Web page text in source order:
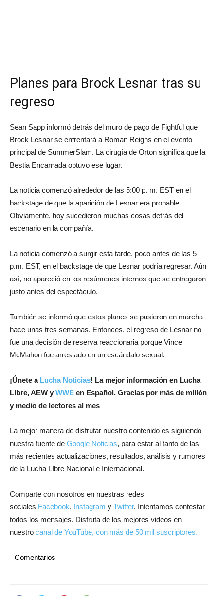
Planes para Brock Lesnar tras su
regreso
Sean Sapp informó detrás del muro de pago de Fightful que
Brock Lesnar se enfrentará a Roman Reigns en el evento
principal de SummerSlam. La cirugía de Orton significa que la
Bestia Encarnada obtuvo ese lugar.
La noticia comenzó alrededor de las 5:00 p. m. EST en el
backstage de que la aparición de Lesnar era probable.
Obviamente, hoy sucedieron muchas cosas detrás del
escenario en la compañía.
La noticia comenzó a surgir esta tarde, poco antes de las 5
p.m. EST, en el backstage de que Lesnar podría regresar. Aún
así, no apareció en los resúmenes internos que se entregaron
justo antes del espectáculo.
También se informó que estos planes se pusieron en marcha
hace unas tres semanas. Entonces, el regreso de Lesnar no
fue una decisión de reserva reaccionaria porque Vince
McMahon fue arrestado en un escándalo sexual.
¡Únete a Lucha Noticias! La mejor información en Lucha
Libre, AEW y WWE en Español. Gracias por más de millón
y medio de lectores al mes
La mejor manera de disfrutar nuestro contenido es siguiendo
nuestra fuente de Google Noticias, para estar al tanto de las
más recientes actualizaciones, resultados, análisis y rumores
de la Lucha LIbre Nacional e Internacional.
Comparte con nosotros en nuestras redes
sociales Facebook, Instagram y Twitter. Intentamos contestar
todos los mensajes. Disfruta de los mejores videos en
nuestro canal de YouTube, con más de 50 mil suscriptores.
Comentarios